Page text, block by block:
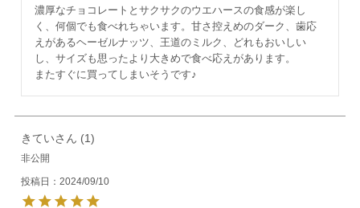
濃厚なチョコレートとサクサクのウエハースの食感が楽し
く、何個でも食べれちゃいます。甘さ控えめのダーク、歯応
えがあるヘーゼルナッツ、王道のミルク、どれもおいしい
し、サイズも思ったより大きめで食べ応えがあります。
またすぐに買ってしまいそうです♪
きてい 1
非公開
投稿日 2024/09/10